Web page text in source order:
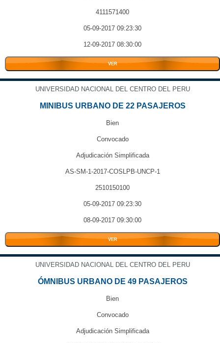
4111571400
05-09-2017 09:23:30
12-09-2017 08:30:00
VER
UNIVERSIDAD NACIONAL DEL CENTRO DEL PERU
MINIBUS URBANO DE 22 PASAJEROS
Bien
Convocado
Adjudicación Simplificada
AS-SM-1-2017-COSLPB-UNCP-1
2510150100
05-09-2017 09:23:30
08-09-2017 09:30:00
VER
UNIVERSIDAD NACIONAL DEL CENTRO DEL PERU
ÓMNIBUS URBANO DE 49 PASAJEROS
Bien
Convocado
Adjudicación Simplificada